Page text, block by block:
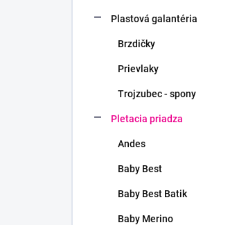
Plastová galantéria
Brzdičky
Prievlaky
Trojzubec - spony
Pletacia priadza
Andes
Baby Best
Baby Best Batik
Baby Merino